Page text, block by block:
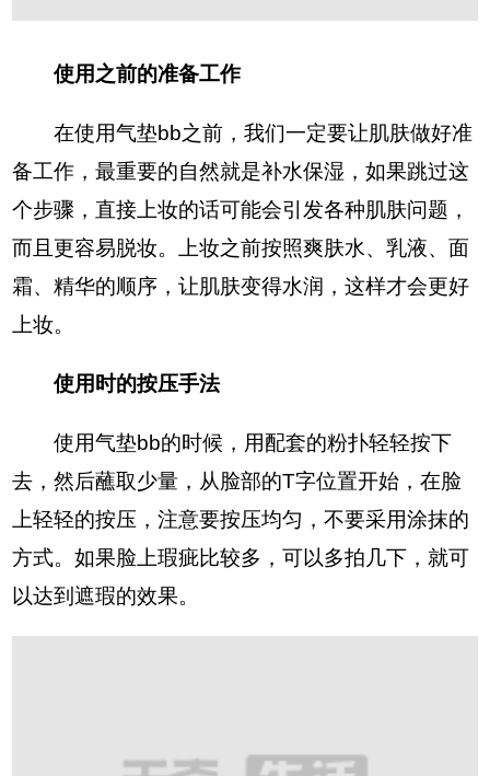
使用之前的准备工作
在使用气垫bb之前，我们一定要让肌肤做好准
备工作，最重要的自然就是补水保湿，如果跳过这
个步骤，直接上妆的话可能会引发各种肌肤问题，
而且更容易脱妆。上妆之前按照爽肤水、乳液、面
霜、精华的顺序，让肌肤变得水润，这样才会更好
上妆。
使用时的按压手法
使用气垫bb的时候，用配套的粉扑轻轻按下
去，然后蘸取少量，从脸部的T字位置开始，在脸
上轻轻的按压，注意要按压均匀，不要采用涂抹的
方式。如果脸上瑕疵比较多，可以多拍几下，就可
以达到遮瑕的效果。